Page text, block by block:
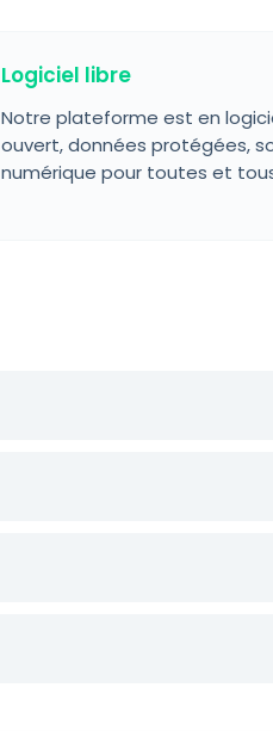
Logiciel libre
Notre plateforme est en
ouvert, données protégées,
numérique pour toutes et